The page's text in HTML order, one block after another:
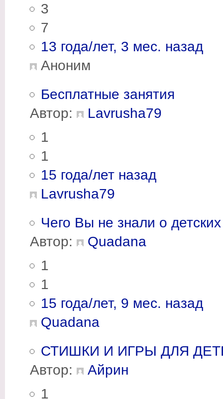
3
7
13 года/лет, 3 мес. назад
Аноним
Бесплатные занятия
Автор:
Lavrusha79
1
1
15 года/лет назад
Lavrusha79
Чего Вы не знали о
Автор:
Quadana
1
1
15 года/лет, 9 мес. назад
Quadana
СТИШКИ И ИГРЫ ДЛЯ
Автор:
Айрин
1